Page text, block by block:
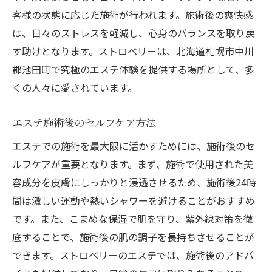
客様の状態に応じた施術が行われます。施術後の爽快感
は、日々のストレスを軽減し、心身のバランスを取り戻
す助けとなります。ストロベリーは、北海道札幌市中川
郡池田町で究極のエステ体験を提供する場所として、多
くの人々に愛されています。
エステ施術後のセルフケア方法
エステでの施術を最大限に活かすためには、施術後のセ
ルフケアが重要となります。まず、施術で使用された美
容成分を皮膚にしっかりと浸透させるため、施術後24時
間は激しい運動や熱いシャワーを避けることがおすすめ
です。また、こまめな保湿で肌を守り、紫外線対策を徹
底することで、施術後の肌の調子を長持ちさせることが
できます。ストロベリーのエステでは、施術後のアドバ